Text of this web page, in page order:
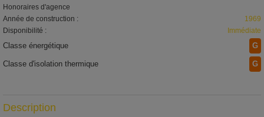
Honoraires d'agence
Année de construction :
1969
Disponibilité :
Immédiate
Classe énergétique G
Classe d'isolation thermique G
Description